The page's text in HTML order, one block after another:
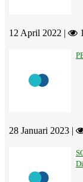
12 April 2022 |
28 Januari 2023 |